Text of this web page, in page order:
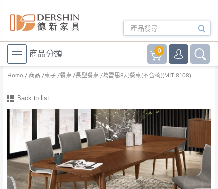
商品分類 0
Home 商品 桌子 餐桌 長型餐桌 葛雷恩8尺餐桌(不含椅)(MIT-8108)
Back to list